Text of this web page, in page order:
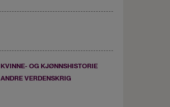
KVINNE- OG KJØNNSHISTORIE
ANDRE VERDENSKRIG